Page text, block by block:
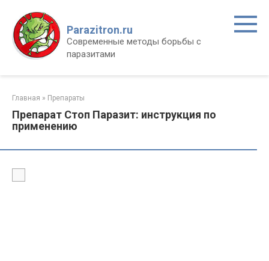
контенту
Parazitron.ru
Современные методы борьбы с
паразитами
Главная » Препараты
Препарат Стоп Паразит: инструкция по
применению